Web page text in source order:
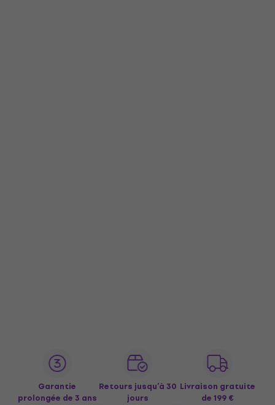
Garantie
prolongée de 3 ans
Retours jusqu’à 30
jours
Livraison gratuite
de 199 €